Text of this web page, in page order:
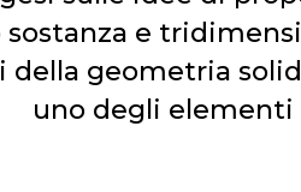
sostanza e
della geometria
uno degli elementi